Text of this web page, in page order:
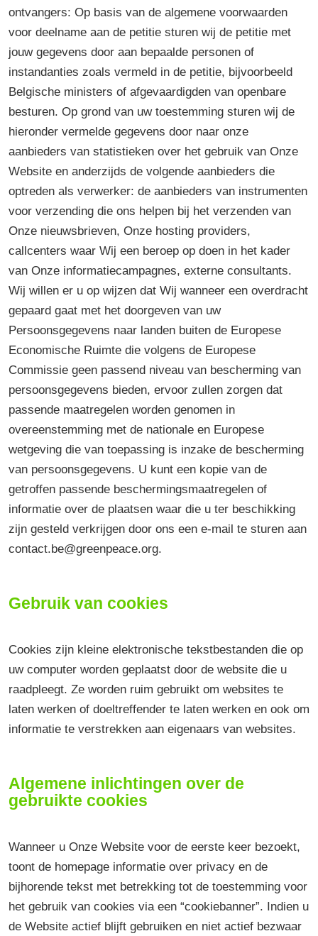
ontvangers: Op basis van de algemene voorwaarden
voor deelname aan de petitie sturen wij de petitie met
jouw gegevens door aan bepaalde personen of
instandanties zoals vermeld in de petitie, bijvoorbeeld
Belgische ministers of afgevaardigden van openbare
besturen. Op grond van uw toestemming sturen wij de
hieronder vermelde gegevens door naar onze
aanbieders van statistieken over het gebruik van Onze
Website en anderzijds de volgende aanbieders die
optreden als verwerker: de aanbieders van instrumenten
voor verzending die ons helpen bij het verzenden van
Onze nieuwsbrieven, Onze hosting providers,
callcenters waar Wij een beroep op doen in het kader
van Onze informatiecampagnes, externe consultants.
Wij willen er u op wijzen dat Wij wanneer een overdracht
gepaard gaat met het doorgeven van uw
Persoonsgegevens naar landen buiten de Europese
Economische Ruimte die volgens de Europese
Commissie geen passend niveau van bescherming van
persoonsgegevens bieden, ervoor zullen zorgen dat
passende maatregelen worden genomen in
overeenstemming met de nationale en Europese
wetgeving die van toepassing is inzake de bescherming
van persoonsgegevens. U kunt een kopie van de
getroffen passende beschermingsmaatregelen of
informatie over de plaatsen waar die u ter beschikking
zijn gesteld verkrijgen door ons een e-mail te sturen aan
contact.be@greenpeace.org.
Gebruik van cookies
Cookies zijn kleine elektronische tekstbestanden die op
uw computer worden geplaatst door de website die u
raadpleegt. Ze worden ruim gebruikt om websites te
laten werken of doeltreffender te laten werken en ook om
informatie te verstrekken aan eigenaars van websites.
Algemene inlichtingen over de
gebruikte cookies
Wanneer u Onze Website voor de eerste keer bezoekt,
toont de homepage informatie over privacy en de
bijhorende tekst met betrekking tot de toestemming voor
het gebruik van cookies via een “cookiebanner”. Indien u
de Website actief blijft gebruiken en niet actief bezwaar